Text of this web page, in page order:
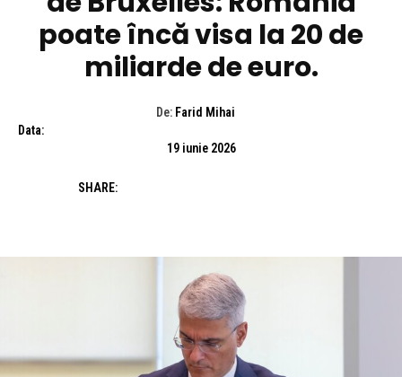
poate încă visa la 20 de
miliarde de euro.
De: Farid Mihai
Data:
19 iunie 2026
SHARE: